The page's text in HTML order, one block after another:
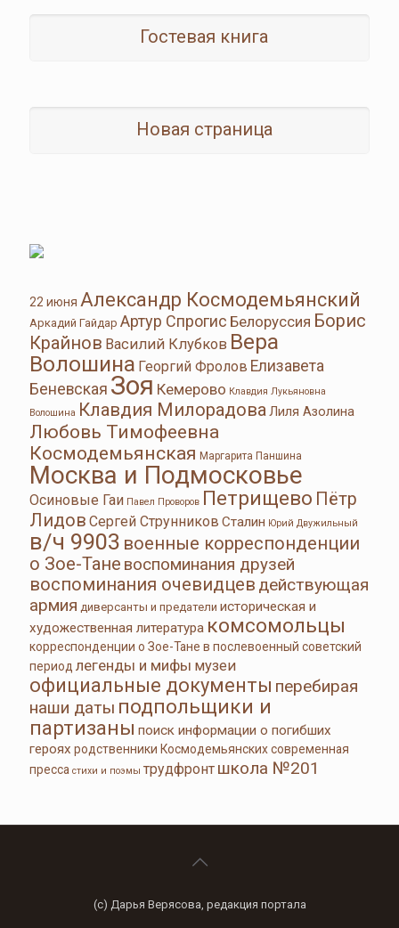
Гостевая книга
Новая страница
22 июня Александр Космодемьянский
Аркадий Гайдар Артур Спрогис Белоруссия Борис
Крайнов Василий Клубков Вера
Волошина Георгий Фролов Елизавета
Беневская Зоя Кемерово Клавдия Лукьяновна
Волошина Клавдия МилорадоваЛиля Азолина
Любовь Тимофеевна
Космодемьянская Маргарита Паншина
Москва и Подмосковье
Осиновые Гаи Павел Проворов Петрищево Пётр
Лидов Сергей Струнников Сталин Юрий Двужильный
в/ч 9903 военные корреспонденции
о Зое-Тане воспоминания друзей
воспоминания очевидцев действующая
армия диверсанты и предатели историческая и
художественная литература комсомольцы
корреспонденции о Зое-Тане в послевоенный советский
период легенды и мифы музеи
официальные документы перебирая
наши даты подпольщики и
партизаны поиск информации о погибших
героях родственники Космодемьянскихсовременная
пресса стихи и поэмы трудфронт школа №201
(с) Дарья Верясова, редакция портала